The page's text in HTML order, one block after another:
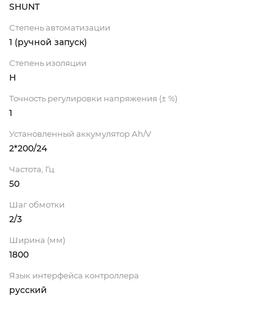
SHUNT
Степень автоматизации
1 (ручной запуск)
Степень изоляции
Н
Точность регулировки напряжения (± %)
1
Установленный аккумулятор Ah/V
2*200/24
Частота, Гц
50
Шаг обмотки
2/3
Ширина (мм)
1800
Язык интерфейса контроллера
русский